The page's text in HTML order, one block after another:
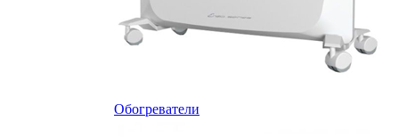
Обогреватели